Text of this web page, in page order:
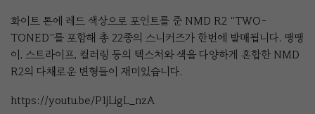
화이트 톤에 레드 색상으로 포인트를 준 NMD R2 “TWO-
TONED”를 포함해 총 22종의 스니커즈가 한번에 발매됩니다. 땡땡
이, 스트라이프, 컬러링 등의 텍스처와 색을 다양하게 혼합한 NMD
R2의 다채로운 변형들이 재미있습니다.
https://youtu.be/P1jLigL_nzA